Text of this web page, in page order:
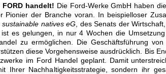
handelt! Die Ford-Werke GmbH haben
Pionier der Branche voran. In beispielloser
sustainable natives eG , des Senats der
es gelungen, in nur 4 Wochen die
zu ermöglichen. Die Geschäftsführung
diese Vorgehensweise ausdrücklich. Bis
im Ford Handel geplant. Damit
Ihrer Nachhaltigkeitsstrategie, sondern ihr